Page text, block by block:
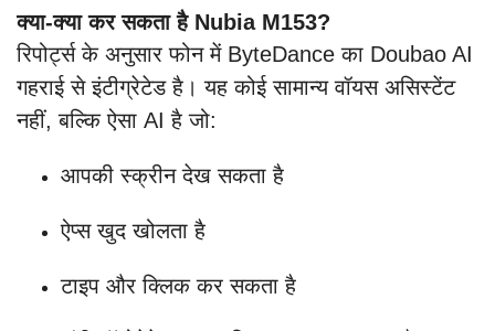
क्या-क्या कर सकता है Nubia M153?
रिपोर्ट्स के अनुसार फोन में ByteDance का Doubao AI
गहराई से इंटीग्रेटेड है। यह कोई सामान्य वॉयस असिस्टेंट
नहीं, बल्कि ऐसा AI है जो:
आपकी स्क्रीन देख सकता है
ऐप्स खुद खोलता है
टाइप और क्लिक कर सकता है